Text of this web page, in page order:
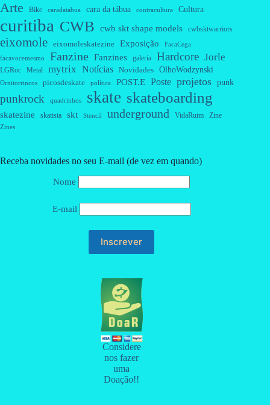
Arte Bike caradatabua cara da tábua contracultura Cultura
curitiba CWB cwb skt shape models cwbsktwarriors
eixomole eixomoleskatezine Exposição FacaCega
facavocemesmo Fanzine Fanzines galeria Hardcore Jorle
LGRoc Metal mytrix Notícias Novidades OlhoWodzynski
Ornitorrincos picosdeskate política POST.E Poste projetos punk
punkrock quadrinhos skate skateboarding
skatezine skatista skt Stencil underground VidaRuim Zine
Zines
Receba novidades no seu E-mail (de vez em quando)
Nome
E-mail
Considere
nos fazer
uma
Doação!!